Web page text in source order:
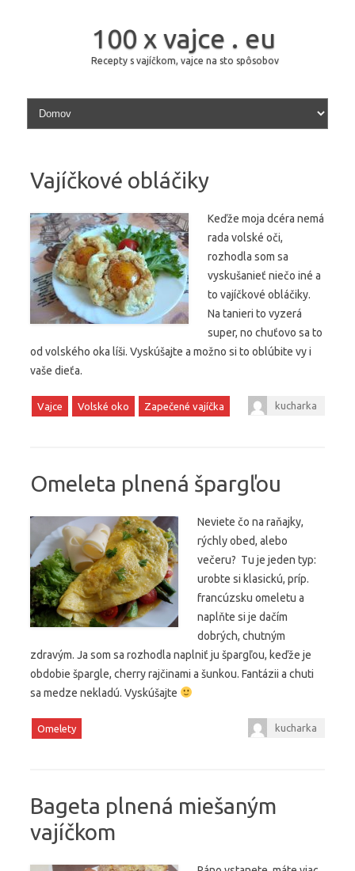
100 x vajce . eu
Recepty s vajíčkom, vajce na sto spôsobov
Skip to content
Vajíčkové obláčiky
Keďže moja dcéra nemá
rada volské oči,
rozhodla som sa
vyskušanieť niečo iné a
to vajíčkové obláčiky.
Na tanieri to vyzerá
super, no chuťovo sa to
od volského oka líši. Vyskúšajte a možno si to oblúbite vy i
vaše dieťa.
Vajce Volské oko Zapečené vajíčka kucharka
Omeleta plnená špargľou
Neviete čo na raňajky,
rýchly obed, alebo
večeru? Tu je jeden typ:
urobte si klasickú, príp.
francúzsku omeletu a
naplňte si je dačím
dobrých, chutným
zdravým. Ja som sa rozhodla naplniť ju špargľou, keďže je
obdobie špargle, cherry rajčinami a šunkou. Fantázii a chuti
sa medze nekladú. Vyskúšajte
Omelety kucharka
Bageta plnená miešaným
vajíčkom